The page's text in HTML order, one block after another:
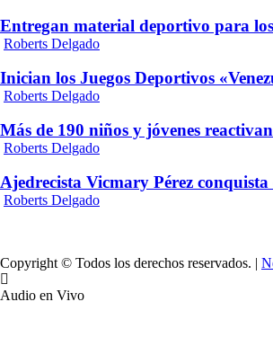
Entregan material deportivo para los
Roberts Delgado
Inician los Juegos Deportivos
Roberts Delgado
Más de 190 niños y jóvenes
Roberts Delgado
Ajedrecista Vicmary Pérez
Roberts Delgado
Copyright © Todos los derechos reservados. |
Audio en Vivo